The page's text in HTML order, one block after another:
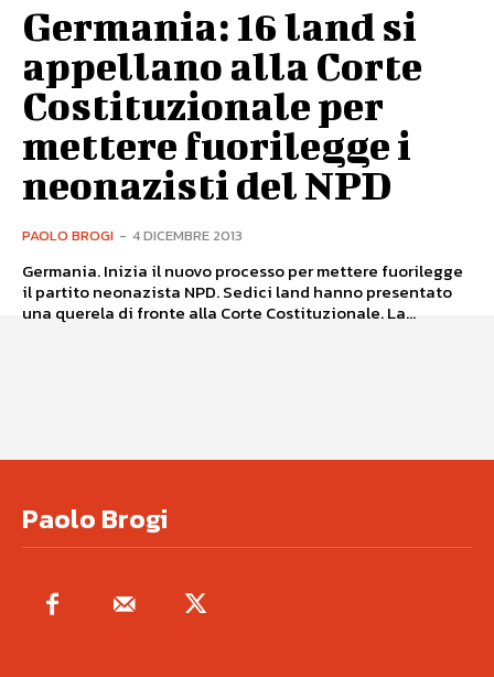
Germania: 16 land si
appellano alla Corte
Costituzionale per
mettere fuorilegge i
neonazisti del NPD
PAOLO BROGI - 4 DICEMBRE 2013
Germania. Inizia il nuovo processo per mettere fuorilegge
il partito neonazista NPD. Sedici land hanno presentato
una querela di fronte alla Corte Costituzionale. La...
Paolo Brogi